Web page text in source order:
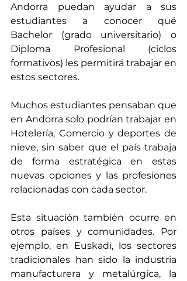
Andorra puedan ayudar a sus
estudiantes a conocer qué
Bachelor (grado universitario) o
Diploma Profesional (ciclos
formativos) les permitirá trabajar en
estos sectores.
Muchos estudiantes pensaban que
en Andorra solo podrían trabajar en
Hotelería, Comercio y deportes de
nieve, sin saber que el país trabaja
de forma estratégica en estas
nuevas opciones y las profesiones
relacionadas con cada sector.
Esta situación también ocurre en
otros países y comunidades. Por
ejemplo, en Euskadi, los sectores
tradicionales han sido la industria
manufacturera y metalúrgica, la